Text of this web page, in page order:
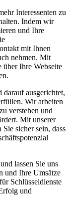
Interessenten zu
Indem wir
und Ihre
mit Ihnen
nehmen. Mit
über Ihre Webseite
darauf ausgerichtet,
Wir arbeiten
verstehen und
Mit unserer
sicher sein, dass
lassen Sie uns
und Ihre Umsätze
Schlüsseldienste
und